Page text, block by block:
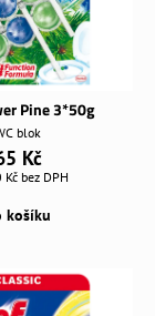
Pine 3*50g
blok
Kč
Kč bez DPH
košíku